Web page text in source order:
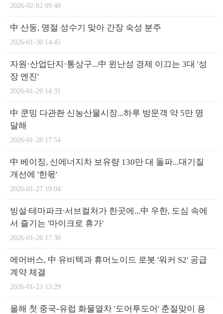
2026-02-02 09:48
中 산둥, 명절 성수기 맞아 간장 숙성 분주
2026-01-30 14:45
자원·산업단지·통상구...中 윈난성 경제 이끄는 3대 '성
장 엔진'
2026-01-29 14:31
中 쿤밍 다관좐 신농산물시장...하루 방문객 약 5만 명
달해
2026-01-28 17:54
中 베이징, 신에너지차 보유량 130만 대 돌파...대기질
개선에 '한몫'
2026-01-27 19:04
빙설∙테마파크∙서브컬처가 한곳에...中 우한, 도심 속에
서 즐기는 '마이크로 휴가'
2026-01-26 17:30
에어버스, 中 유비텍과 휴머노이드 로봇 '워커 S2' 공급
계약 체결
2026-01-23 13:29
올해 첫 중국-유럽 화물열차 '도어투도어' 춘절맞이 용